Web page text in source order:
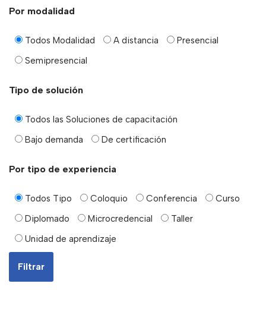
Por modalidad
Todos Modalidad A distancia
Presencial
Semipresencial
Tipo de solución
Todos las Soluciones de capacitación
Bajo demanda
De certificación
Por tipo de experiencia
Todos Tipo Coloquio Conferencia
Curso
Diplomado
Microcredencial
Taller
Unidad de aprendizaje